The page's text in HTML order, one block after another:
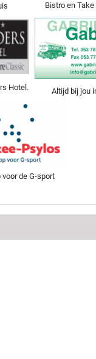
Bistro en Take
Hotel. Altijd bij jou
voor de G-sport